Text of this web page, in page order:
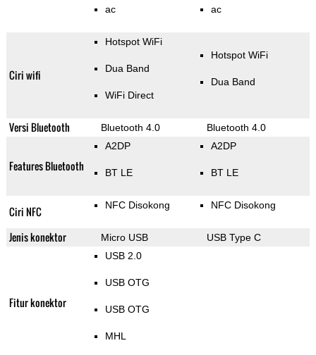
ac ac
Ciri wifi
Hotspot WiFi
Dua Band
WiFi Direct
Hotspot WiFi
Dua Band
Versi Bluetooth Bluetooth 4.0 Bluetooth 4.0
Features Bluetooth
A2DP
BT LE
A2DP
BT LE
Ciri NFC NFC Disokong NFC Disokong
Jenis konektor Micro USB USB Type C
Fitur konektor
USB 2.0
USB OTG
USB OTG
MHL